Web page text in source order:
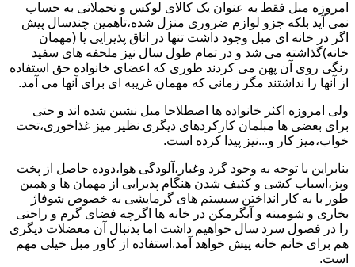
امروزه مبل فقط به عنوان یک کالای لوکس و تجملاتی به حساب
نمی آید بلکه جزو لوازم ضروری منزل شده،تاهمین چندسال پیش
اگر در خانه ای مبل وجود داشت تنها در اتاق پذیرایی یا (مهمان
خانه)گذاشته می شد و در تمام طول سال نیز ملحفه های سفید
رنگی روی آن پهن می کردند طوری که اعضای خانواده حق استفاده
از آنها را نداشتند مگر زمانی که مهمان غریبه ای برای آنها می آمد.
ولی امروزه اکثر خانواده ها اصطلاحا مبل نشین شده اند و حتی
برای بعضی ها مبلمان کارکردهای دیگری نظیر میز غذاخوری،تخت
خواب،میز کار و...نیز پیدا کرده است.
بنابراین با توجه به وجود گرد وغبار،آلودگی هوا،دوده حاصل از پخت
وپز،اسباب کشی و کثیف شدن هنگام پذیرایی از مهمان ها و همین
طور با به کار انداختن سیستم های گرمایشی به خصوص شوفاژ
بخاری و شومینه و آبگرمکن در خانه ها اگرچه فضای گرم و راحتی
را در فصول سرد سال خواهیم داشت اما بدنبال آن معضلات دیگری
هم برای خانم خانه پیش خواهد آمد.استفاده از کاور مبل خیلی مهم
است.